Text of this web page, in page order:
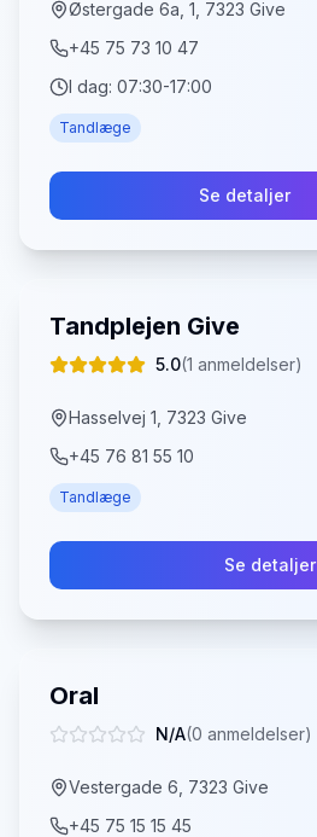
Østergade 6a, 1, 7323 Give
+45 75 73 10 47
I dag: 07:30-17:00
Tandlæge
Se detaljer
Tandplejen Give
5.0(1 anmeldelser)
Hasselvej 1, 7323 Give
+45 76 81 55 10
Tandlæge
Se detaljer
Oral
N/A(0 anmeldelser)
Vestergade 6, 7323 Give
+45 75 15 15 45